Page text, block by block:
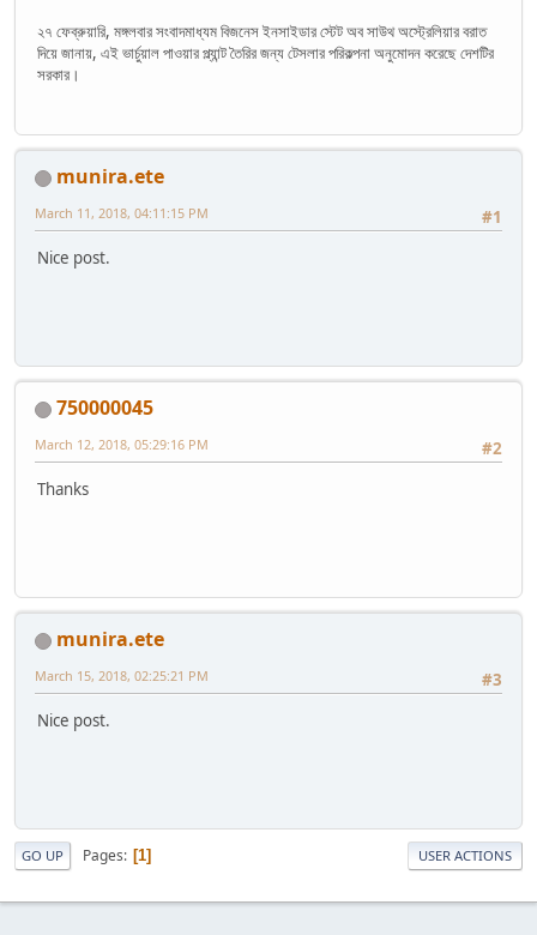
২৭ ফেব্রুয়ারি, মঙ্গলবার সংবাদমাধ্যম বিজনেস ইনসাইডার স্টেট অব সাউথ অস্ট্রেলিয়ার বরাত
দিয়ে জানায়, এই ভার্চুয়াল পাওয়ার প্ল্যান্ট তৈরির জন্য টেসলার পরিকল্পনা অনুমোদন করেছে দেশটির
সরকার।
munira.ete
#1
March 11, 2018, 04:11:15 PM
Nice post.
750000045
#2
March 12, 2018, 05:29:16 PM
Thanks
munira.ete
#3
March 15, 2018, 02:25:21 PM
Nice post.
GO UP Pages 1 USER ACTIONS